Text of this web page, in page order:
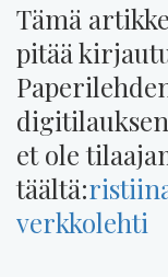
Tämä
pitää
et ole
täältä:
verkkolehti